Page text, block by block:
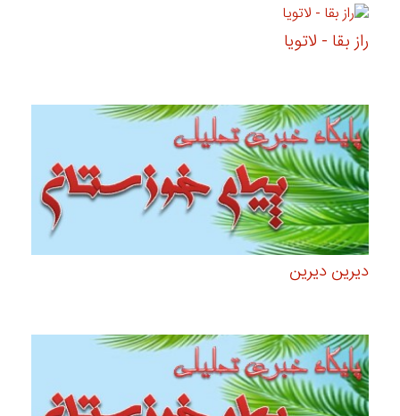
راز بقا - لاتویا
دیرین دیرین